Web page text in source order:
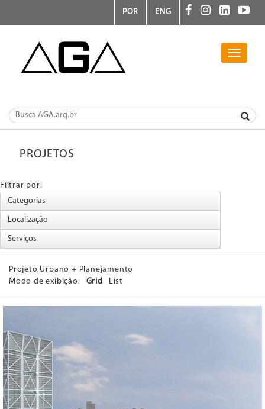
POR ENG
Toggle
PROJETOS
Filtrar por:
Projeto Urbano + Planejamento
Modo de exibição:
Grid List